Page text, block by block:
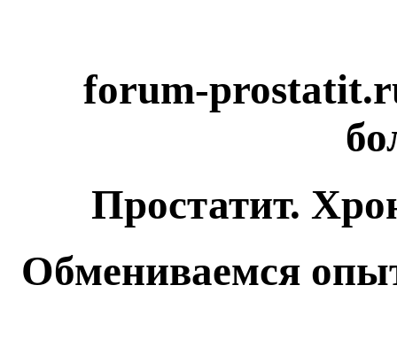
forum-
Простатит.
Обмениваемся